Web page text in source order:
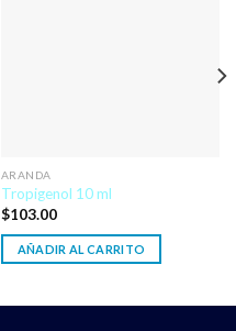
ARANDA
Tropigenol 10 ml
$103.00
AÑADIR AL CARRITO